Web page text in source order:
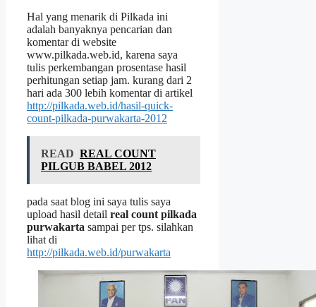
Hal yang menarik di Pilkada ini
adalah banyaknya pencarian dan
komentar di website
www.pilkada.web.id, karena saya
tulis perkembangan prosentase hasil
perhitungan setiap jam. kurang dari 2
hari ada 300 lebih komentar di artikel
http://pilkada.web.id/hasil-quick-
count-pilkada-purwakarta-2012
READ REAL COUNT
PILGUB BABEL 2012
pada saat blog ini saya tulis saya
upload hasil detail real count pilkada
purwakarta sampai per tps. silahkan
lihat di
http://pilkada.web.id/purwakarta